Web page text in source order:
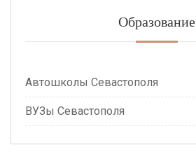
Образование
Автошколы Севастополя
ВУЗы Севастополя